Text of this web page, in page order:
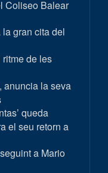
Coliseo Balear
gran cita del
de les
anuncia la seva
queda
el seu retorn a
a Mario